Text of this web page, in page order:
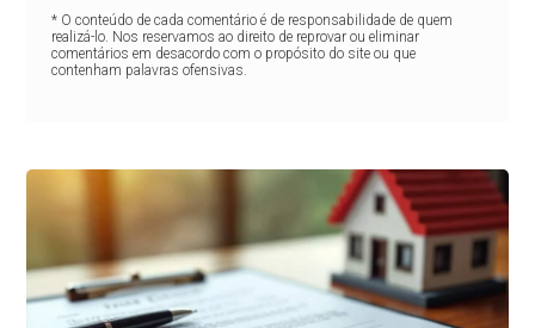
* O conteúdo de cada comentário é de responsabilidade de quem
realizá-lo. Nos reservamos ao direito de reprovar ou eliminar
comentários em desacordo com o propósito do site ou que
contenham palavras ofensivas.